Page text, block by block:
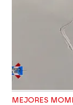
MEJORES